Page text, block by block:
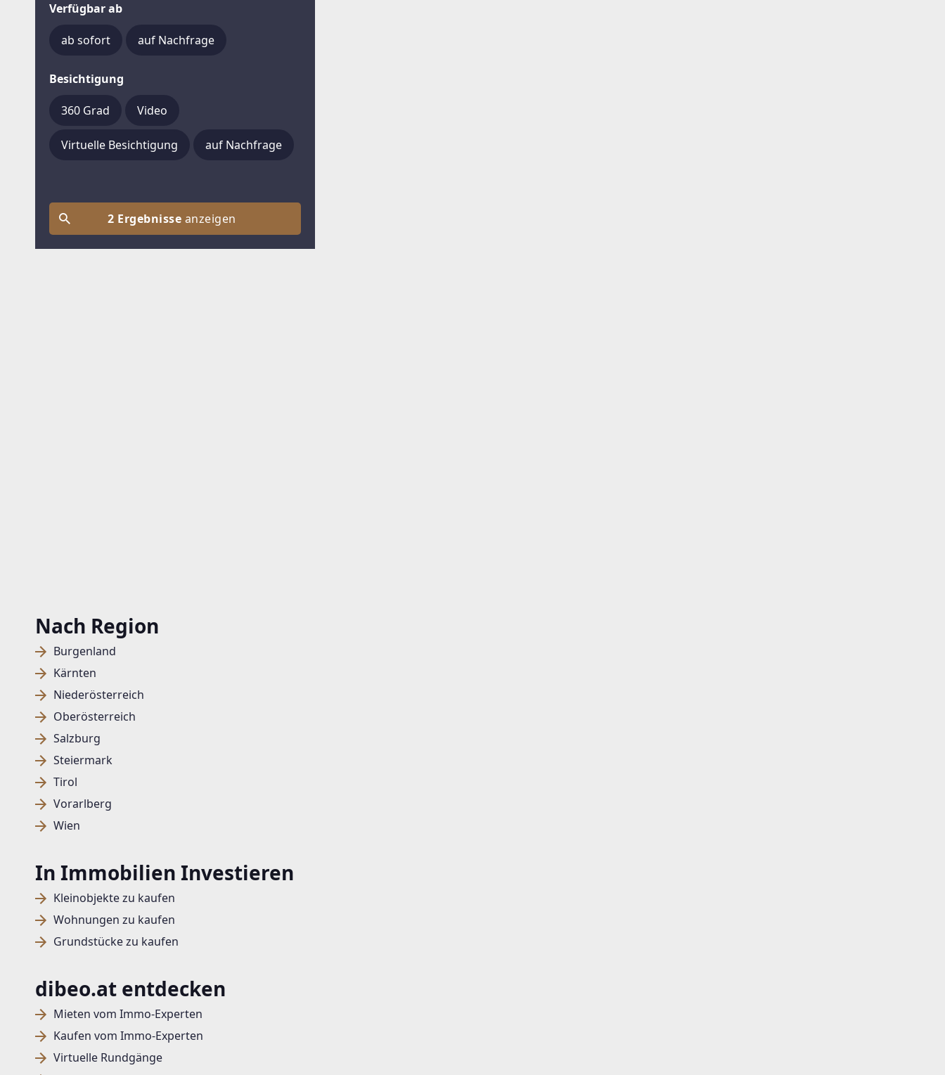
Verfügbar ab
ab sofort auf Nachfrage
Besichtigung
360 Grad Video
Virtuelle Besichtigung auf Nachfrage
2 Ergebnisse anzeigen
Nach Region
Burgenland
Kärnten
Niederösterreich
Oberösterreich
Salzburg
Steiermark
Tirol
Vorarlberg
Wien
In Immobilien Investieren
Kleinobjekte zu kaufen
Wohnungen zu kaufen
Grundstücke zu kaufen
dibeo.at entdecken
Mieten vom Immo-Experten
Kaufen vom Immo-Experten
Virtuelle Rundgänge